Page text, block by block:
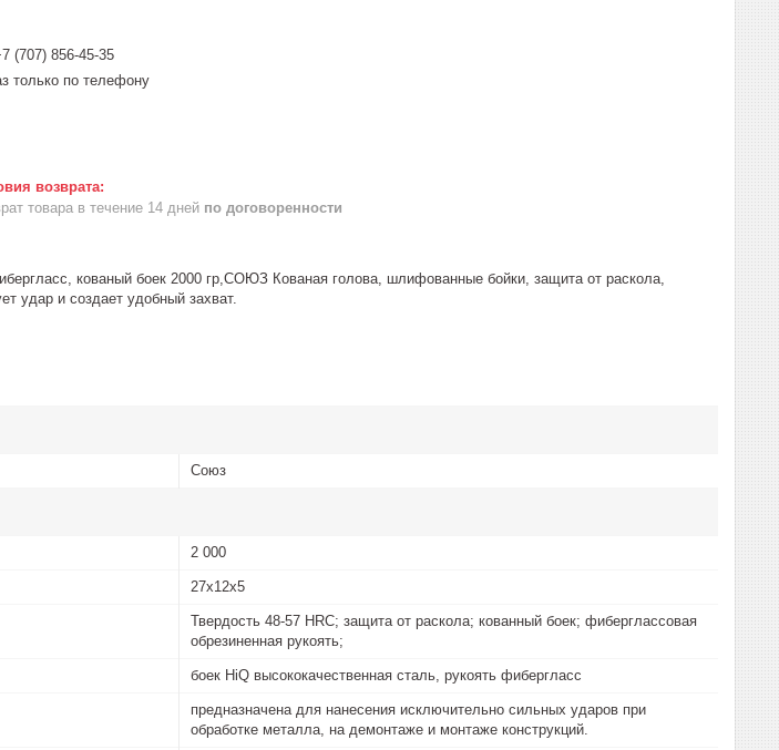
(707) 856-45-35
только по телефону
товара в течение 14 дней по договоренности
кованый боек 2000 гр,СОЮЗ Кованая голова, шлифованные бойки, защита от раскола,
удар и создает удобный захват.
Союз
2 000
27x12x5
Твердость 48-57 HRC; защита от раскола; кованный боек; фиберглассовая
обрезиненная рукоять;
боек HiQ высококачественная сталь, рукоять фибергласс
предназначена для нанесения исключительно сильных ударов при
обработке металла, на демонтаже и монтаже конструкций.